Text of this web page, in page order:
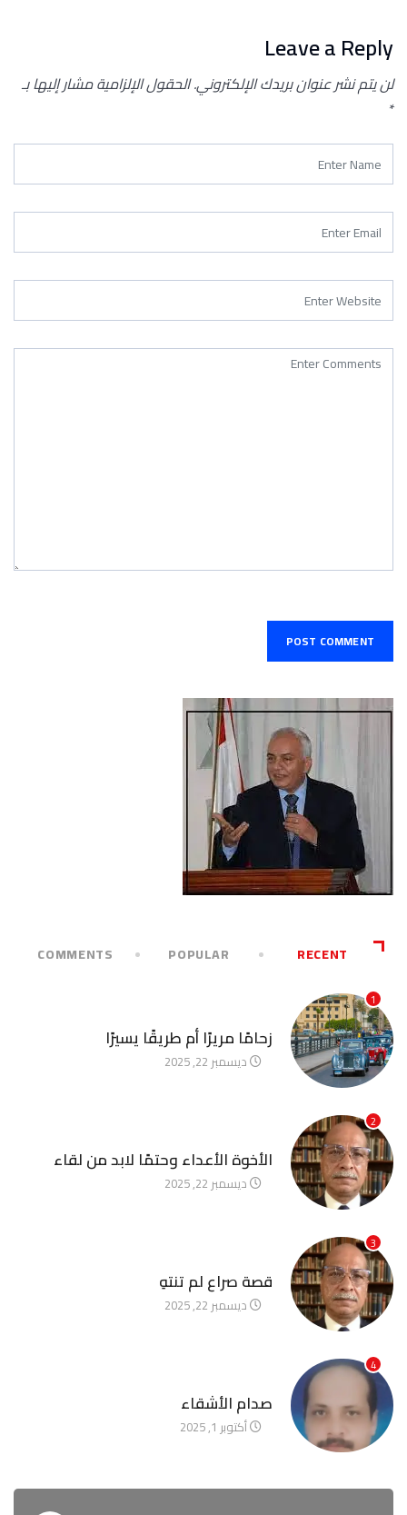
Leave a Reply
لن يتم نشر عنوان بريدك الإلكتروني.الحقول الإلزامية مشار إليها بـ
*
RECENT
POPULAR
COMMENTS
1
زحامًا مريرًا أم طريقًا يسيرًا
ديسمبر 22, 2025
2
الأخوة الأعداء وحتمًا لابد من لقاء
ديسمبر 22, 2025
3
قصة صراع لم تنتهِ
ديسمبر 22, 2025
4
صدام الأشقاء
أكتوبر 1, 2025